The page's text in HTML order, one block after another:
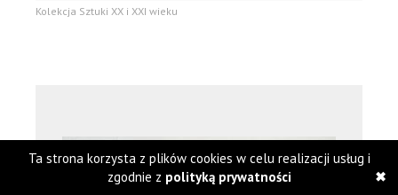
Kolekcja Sztuki XX i XXI wieku
Ta strona korzysta z plików cookies w celu realizacji usług i
zgodnie z polityką prywatności